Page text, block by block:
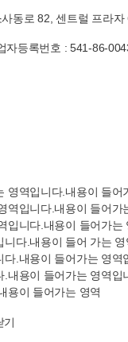
동로 82, 센트럴 프라자
등록번호 : 541-86-
영역입니다.내용이 들어
역입니다.내용이 들어가
입니다.내용이 들어가는
다.내용이 들어 가는
.내용이 들어가는 영역
내용이 들어가는 영역입
용이 들어가는 영역
기